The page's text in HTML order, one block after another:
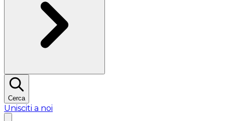
Cerca
Unisciti a noi